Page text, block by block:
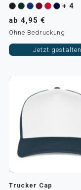
+ 4
ab 4,95 €
Ohne Bedruckung
Jetzt gestalten
Trucker Cap